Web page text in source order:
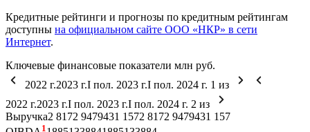
Кредитные рейтинги и прогнозы по кредитным рейтингам
доступны на официальном сайте ООО «НКР» в сети
Интернет.
Ключевые финансовые показатели млн руб.
2022 г.2023 г.I пол. 2023 г.I пол. 2024 г. 1 из
2022 г.2023 г.I пол. 2023 г.I пол. 2024 г. 2 из
Выручка2 8172 9479431 1572 8172 9479431 157
1